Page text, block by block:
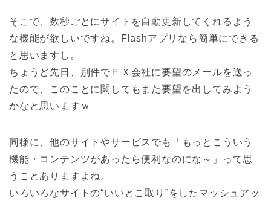
そこで、数秒ごとにサイトを自動更新してくれるよう
な機能が欲しいですね。Flashアプリなら簡単にできる
と思いますし。
ちょうど先日、別件でＦＸ会社に要望のメールを送っ
たので、このことに関してもまた要望を出してみよう
かなと思いますｗ
同様に、他のサイトやサービスでも「もっとこういう
機能・コンテンツがあったら便利なのにな～」って思
うことありますよね。
いろいろなサイトの“いいとこ取り”をしたマッシュアッ